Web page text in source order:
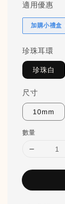
適用優惠
加購小禮盒
珍珠耳環
珍珠白
尺寸
10mm
數量